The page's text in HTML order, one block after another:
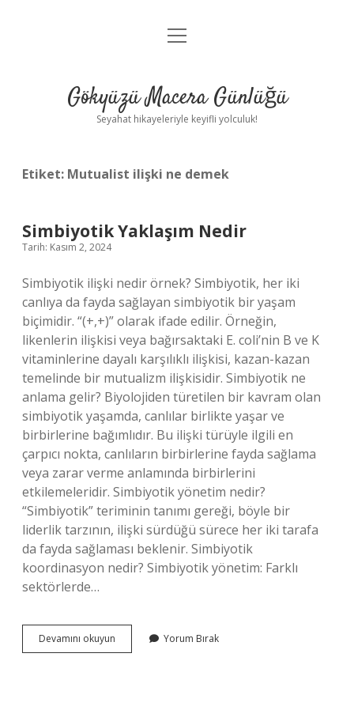
Anasayfa
Yasal Uyarı
menüyü
Gökyüzü Macera Günlüğü
Seyahat hikayeleriyle keyifli yolculuk!
Etiket: Mutualist ilişki ne demek
Simbiyotik Yaklaşım Nedir
Tarih: Kasım 2, 2024
Simbiyotik ilişki nedir örnek? Simbiyotik, her iki
canlıya da fayda sağlayan simbiyotik bir yaşam
biçimidir. “(+,+)” olarak ifade edilir. Örneğin,
likenlerin ilişkisi veya bağırsaktaki E. coli’nin B ve K
vitaminlerine dayalı karşılıklı ilişkisi, kazan-kazan
temelinde bir mutualizm ilişkisidir. Simbiyotik ne
anlama gelir? Biyolojiden türetilen bir kavram olan
simbiyotik yaşamda, canlılar birlikte yaşar ve
birbirlerine bağımlıdır. Bu ilişki türüyle ilgili en
çarpıcı nokta, canlıların birbirlerine fayda sağlama
veya zarar verme anlamında birbirlerini
etkilemeleridir. Simbiyotik yönetim nedir?
“Simbiyotik” teriminin tanımı gereği, böyle bir
liderlik tarzının, ilişki sürdüğü sürece her iki tarafa
da fayda sağlaması beklenir. Simbiyotik
koordinasyon nedir? Simbiyotik yönetim: Farklı
sektörlerde…
Devamını okuyun Simbiyotik
Yaklaşım
Yorum Bırak